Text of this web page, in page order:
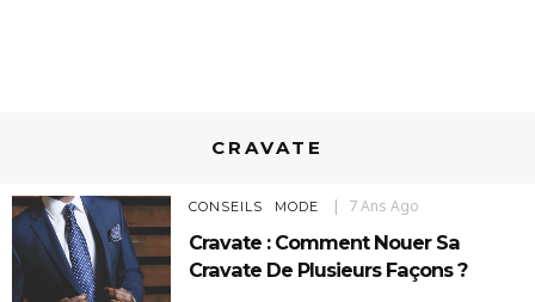
CRAVATE
CONSEILS MODE 7 Ans Ago
Cravate : Comment Nouer Sa
Cravate De Plusieurs Façons ?